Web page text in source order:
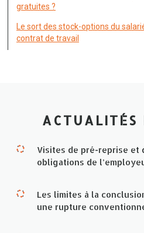
gratuites ?
Le sort des stock-options du
contrat de travail
ACTUALITÉS
Visites de pré-reprise et
obligations de
Les limites à la
une rupture